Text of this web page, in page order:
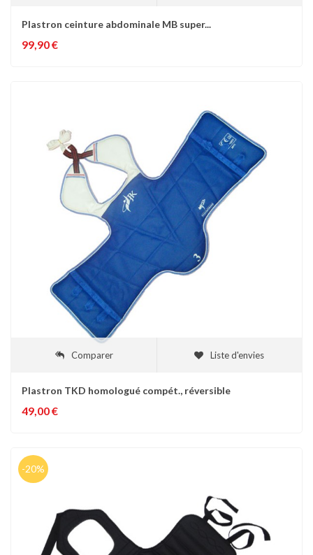
Plastron ceinture abdominale MB super...
99,90 €
Comparer Liste d'envies
Plastron TKD homologué compét., réversible
49,00 €
-20%